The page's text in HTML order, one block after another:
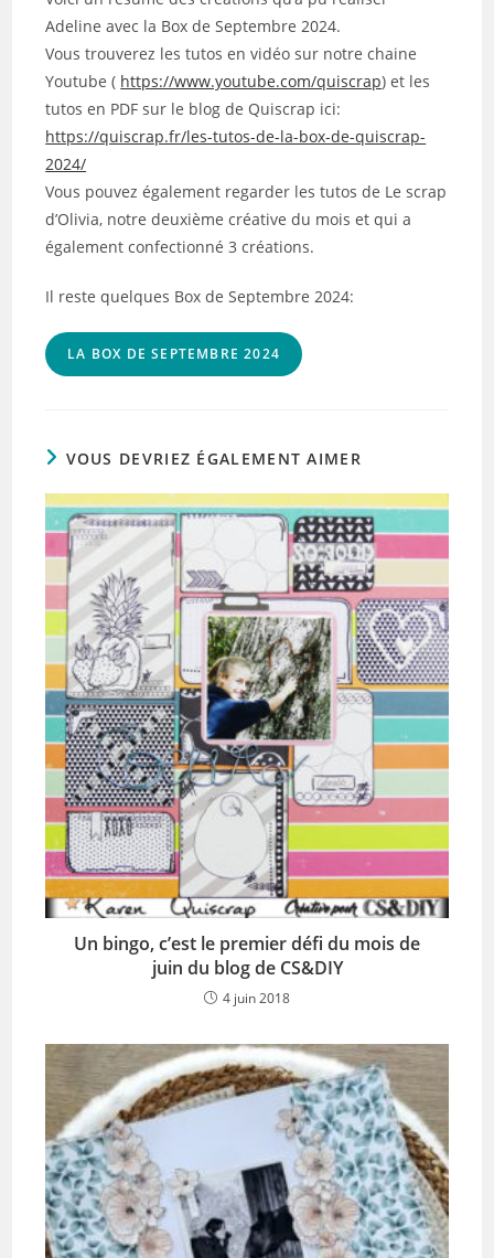
Adeline avec la Box de Septembre 2024.
Vous trouverez les tutos en vidéo sur notre chaine
Youtube ( https://www.youtube.com/quiscrap) et les
tutos en PDF sur le blog de Quiscrap ici:
https://quiscrap.fr/les-tutos-de-la-box-de-quiscrap-
2024/
Vous pouvez également regarder les tutos de Le scrap
d’Olivia, notre deuxième créative du mois et qui a
également confectionné 3 créations.
Il reste quelques Box de Septembre 2024:
LA BOX DE SEPTEMBRE 2024
VOUS DEVRIEZ ÉGALEMENT AIMER
Un bingo, c’est le premier défi du mois de
juin du blog de CS&DIY
4 juin 2018